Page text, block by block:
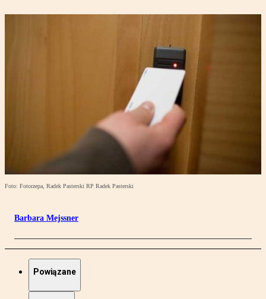
Foto: Fotorzepa, Radek Pasterski RP Radek Pasterski
Barbara Mejssner
Powiązane